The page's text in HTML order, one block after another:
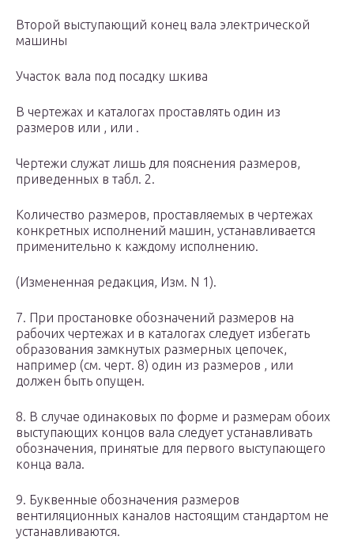
Второй выступающий конец вала электрической
машины
Участок вала под посадку шкива
В чертежах и каталогах проставлять один из
размеров или , или .
Чертежи служат лишь для пояснения размеров,
приведенных в табл. 2.
Количество размеров, проставляемых в чертежах
конкретных исполнений машин, устанавливается
применительно к каждому исполнению.
(Измененная редакция, Изм. N 1).
7. При простановке обозначений размеров на
рабочих чертежах и в каталогах следует избегать
образования замкнутых размерных цепочек,
например (см. черт. 8) один из размеров , или
должен быть опущен.
8. В случае одинаковых по форме и размерам обоих
выступающих концов вала следует устанавливать
обозначения, принятые для первого выступающего
конца вала.
9. Буквенные обозначения размеров
вентиляционных каналов настоящим стандартом не
устанавливаются.